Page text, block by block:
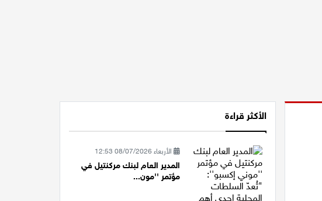
الأكثر قراءة
الأربعاء 08/07/2026 12:53
المدير العام لبنك مركنتيل في
مؤتمر ''مون...